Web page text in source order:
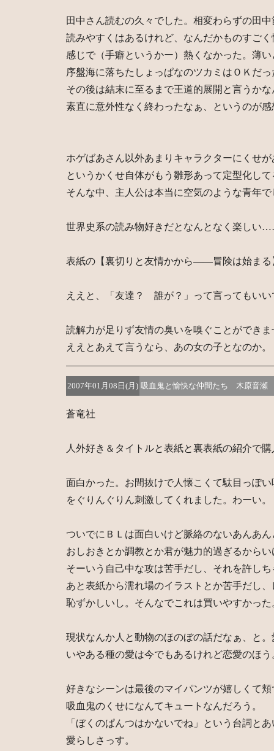
田中さん読むの久々でした。相変わらずの田
読みやすくはあるけれど、なんだかものすご
感じで（手癖というかー）熱くなかった。薄
序盤海に落ちたしょっぱなのツカミはＯＫだ
その後は結末に至るまで王道的展開と言うか
素直に意外性なく終わったなぁ、というのが感
ホゲばあさん以外あまりキャラクターにくせ
というかくせ自体がもう雛形あって定型化し
そんな中、主人公は本当に空気のような青年で
世界史系の読み物好きだとなんとなく楽しい
表紙の【裏切りと友情かから――冒険は始まる
ええと、「友達？ 誰が？」って言ってもいい
読解力が足りず友情の臭いを嗅ぐことができ
ええとあえて言うなら、あの女の子となのか。
2007年01月08日(月) 吸血鬼と愉快な仲間たち 木原
蒼竜社
人外好き＆タイトルと表紙と裏表紙の紹介で
面白かった。お間抜けで人懐こくて駄目っぽ
をぐりんぐりん刺激してくれました。わーい。
ついでにＢＬは面白いけど脈絡のないあんあ
おしおきとか調教とか君が魅力的過ぎるから
そーいう自己中な攻は苦手だし、それを許し
あと表紙から濡れ場のイラストとか苦手だし
恥ずかしいし。そんなでこれは買いやすかった
現状なんか人と動物のほのぼの話だなぁ、と
いやある種の愛は今でもあるけれど恋愛のほ
好きなシーンは最後のマイパンツが嬉しくて
吸血鬼のくせになんてキュートなんだろう。
「ぼくのぱんつはかないでね」という台詞と
愛らしさっす。